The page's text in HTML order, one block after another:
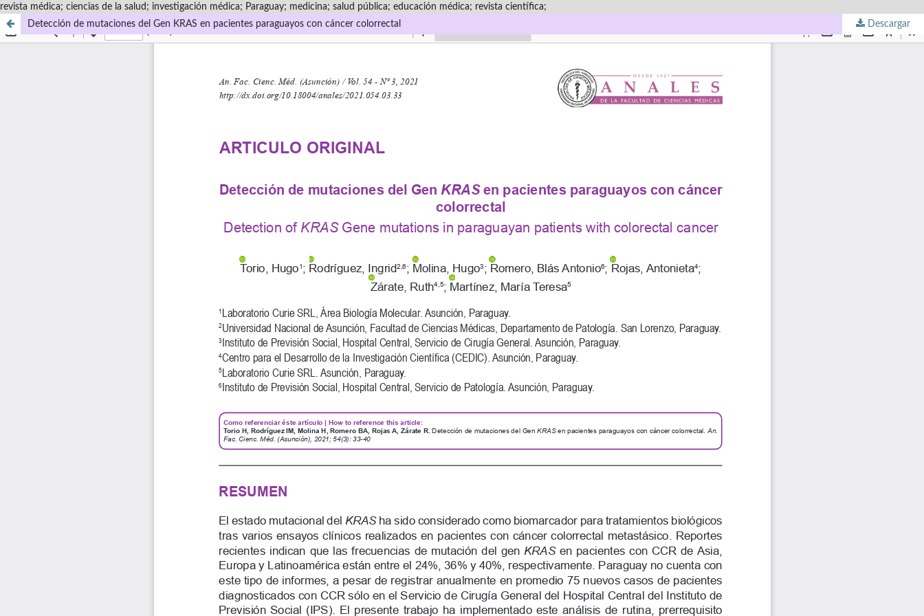
revista médica; ciencias de la salud; investigación médica; Paraguay; medicina; salud pública; educación médica; revista científica;
Detección de mutaciones del Gen KRAS en pacientes paraguayos con cáncer colorrectal
Descargar